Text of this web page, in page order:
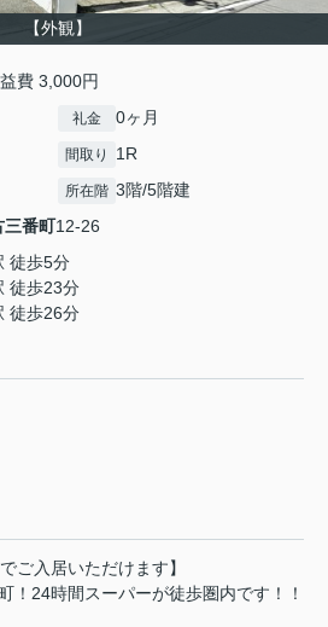
【外観】
費 3,000円
礼金 0ヶ月
間取り 1R
所在階 3階/5階建
三番町12-26
徒歩5分
徒歩23分
徒歩26分
ご入居いただけます】
！24時間スーパーが徒歩圏内です！！